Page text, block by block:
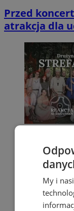
Przed
atrakcja dla
My i